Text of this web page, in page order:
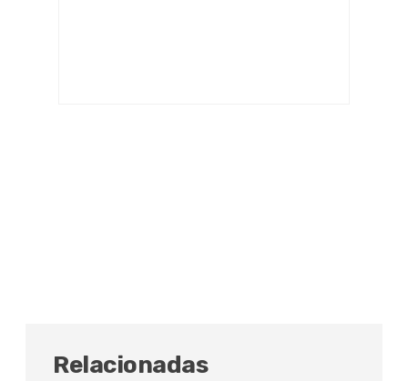
Relacionadas